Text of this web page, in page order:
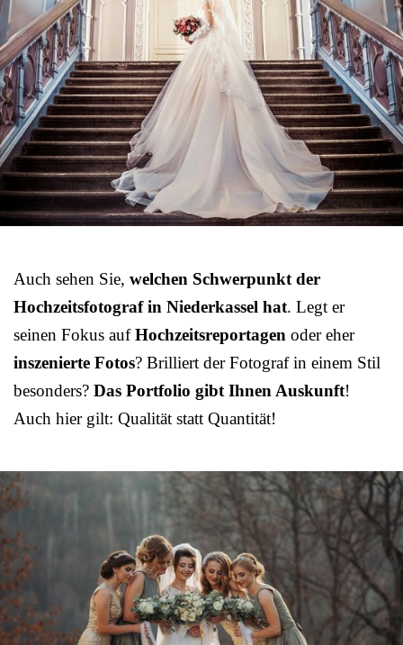
Auch sehen Sie, welchen Schwerpunkt der
Hochzeitsfotograf in Niederkassel hat. Legt er
seinen Fokus aufHochzeitsreportagen oder eher
inszenierte Fotos? Brilliert der Fotograf in einem Stil
besonders? Das Portfolio gibt Ihnen Auskunft!
Auch hier gilt: Qualität statt Quantität!